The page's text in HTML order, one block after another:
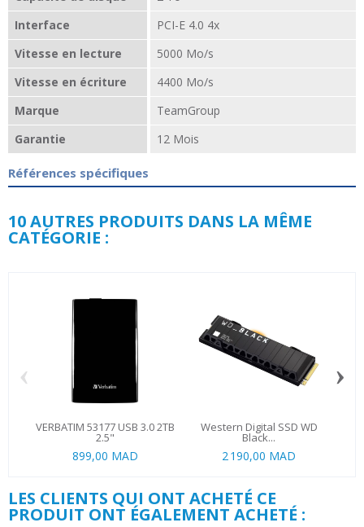
Interface
PCI-E 4.0 4x
Vitesse en lecture
5000 Mo/s
Vitesse en écriture
4400 Mo/s
Marque
TeamGroup
Garantie
12 Mois
Références spécifiques
10 AUTRES PRODUITS DANS LA MÊME
CATÉGORIE :
VERBATIM 53177 USB 3.0 2TB
2.5"
899,00 MAD
Western Digital SSD WD
Black...
2 190,00 MAD
‹ ›
LES CLIENTS QUI ONT ACHETÉ CE
PRODUIT ONT ÉGALEMENT ACHETÉ :